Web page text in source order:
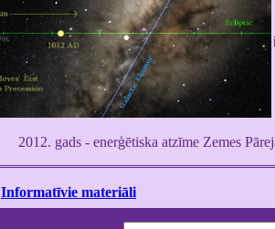
2012. gads - enerģētiska atzīme Zemes
Informatīvie materiāli